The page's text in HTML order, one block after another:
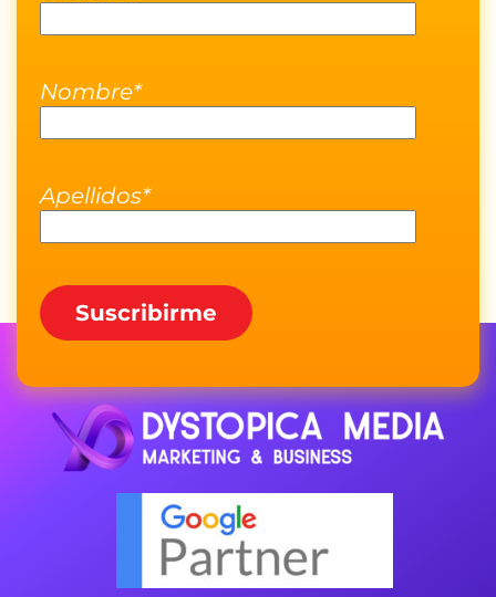
Nombre*
Apellidos*